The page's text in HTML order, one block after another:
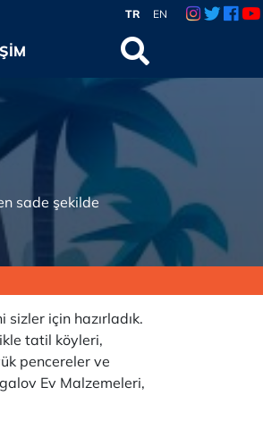
TR EN
sade şekilde
için hazırladık.
tatil köyleri,
pencereler ve
Ev Malzemeleri,